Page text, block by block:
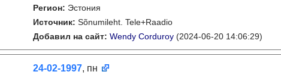
Регион: Эстония
Источник: Sõnumileht. Tele+Raadio
Добавил на сайт: Wendy Corduroy (2024-06-20 14:06:29)
24-02-1997, пн